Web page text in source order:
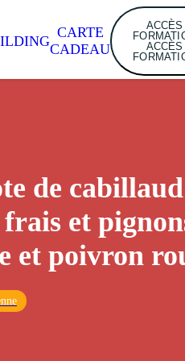
CARTE
CADEAU
ACCÈS
ACCÈS
de
et
et poivron